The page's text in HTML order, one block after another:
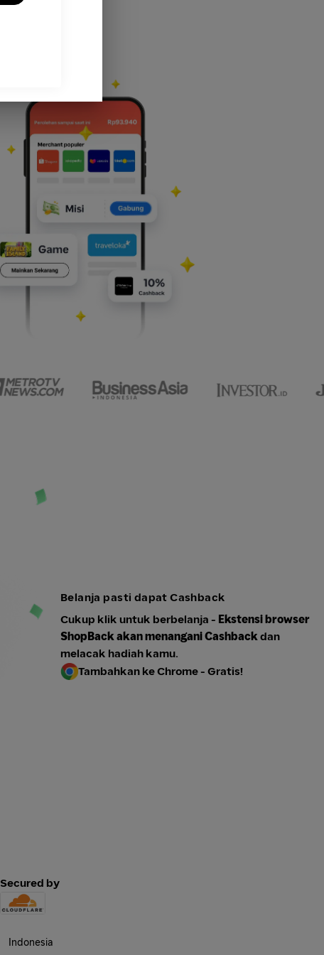
Belanja pasti dapat Cashback
Cukup klik untuk berbelanja - Ekstensi browser
ShopBack akan menangani Cashbackdan
melacak hadiah kamu.
Tambahkan ke Chrome - Gratis!
Secured by